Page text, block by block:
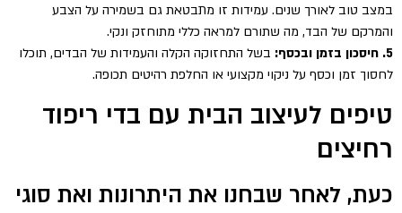
במצב טוב לאורך שנים. עמידות זו מתבטאת גם בשמירה על הצבע
והמרקם של הבד, מה שתורם למראה כללי מתוחזק ונקי.
5. חיסכון בזמן ובכסף:
בשל התחזוקה הקלה והעמידות של הבדים, תוכלו
לחסוך זמן וכסף על ניקוי מקצועי או החלפת רהיטים תכופה.
טיפים לעיצוב הבית עם בדי ריפוד
רחיצים
כעת, לאחר שבחנו את היתרונות ואת סוגי